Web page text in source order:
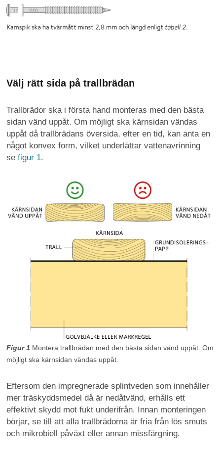
Välj rätt sida på trallbrädan
Trallbrädor ska i första hand monteras med den bästa
sidan vänd uppåt. Om möjligt ska kärnsidan vändas
uppåt då trallbrädans översida, efter en tid, kan anta en
något konvex form, vilket underlättar vattenavrinning
se figur 1.
Figur 1 Montera trallbrädan med den bästa sidan vänd uppåt. Om
möjligt ska kärnsidan vändas uppåt.
Eftersom den impregnerade splintveden som innehåller
mer träskyddsmedel då är nedåtvänd, erhålls ett
effektivt skydd mot fukt underifrån. Innan monteringen
börjar, se till att alla trallbrädorna är fria från lös smuts
och mikrobiell påväxt eller annan missfärgning.